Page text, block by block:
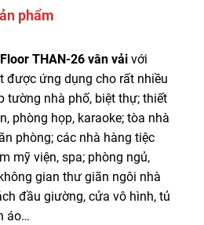
phẩm
THAN-26 vân vải với
được ứng dụng cho rất nhiều
tường nhà phố, biệt thự; thiết
phòng họp, karaoke; tòa nhà
phòng; các nhà hàng tiệc
mỹ viện, spa; phòng ngủ,
gian thư giãn ngôi nhà
đầu giường, cửa vô hình, tủ
áo…